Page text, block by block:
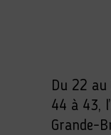
Du 22 au
44 à 43,
Grande-